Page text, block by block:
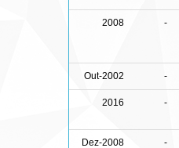
2008 -
Out-2002 -
2016 -
Dez-2008 -